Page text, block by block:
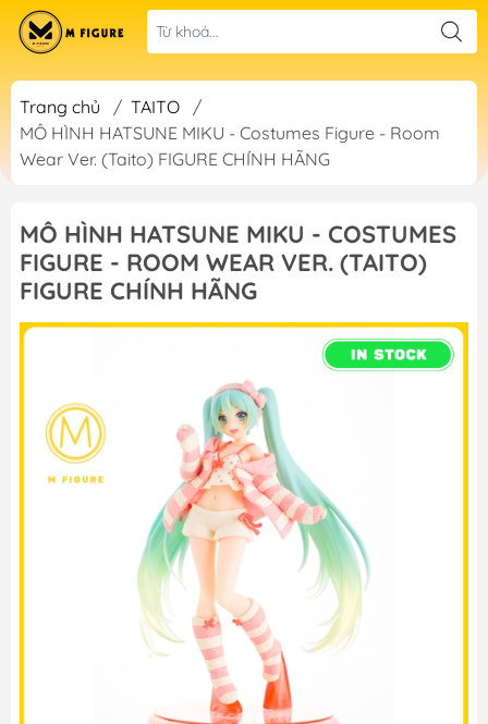
Trang chủ / TAITO
/
MÔ HÌNH HATSUNE MIKU - Costumes Figure - Room
Wear Ver. (Taito) FIGURE CHÍNH HÃNG
MÔ HÌNH HATSUNE MIKU - COSTUMES
FIGURE - ROOM WEAR VER. (TAITO)
FIGURE CHÍNH HÃNG